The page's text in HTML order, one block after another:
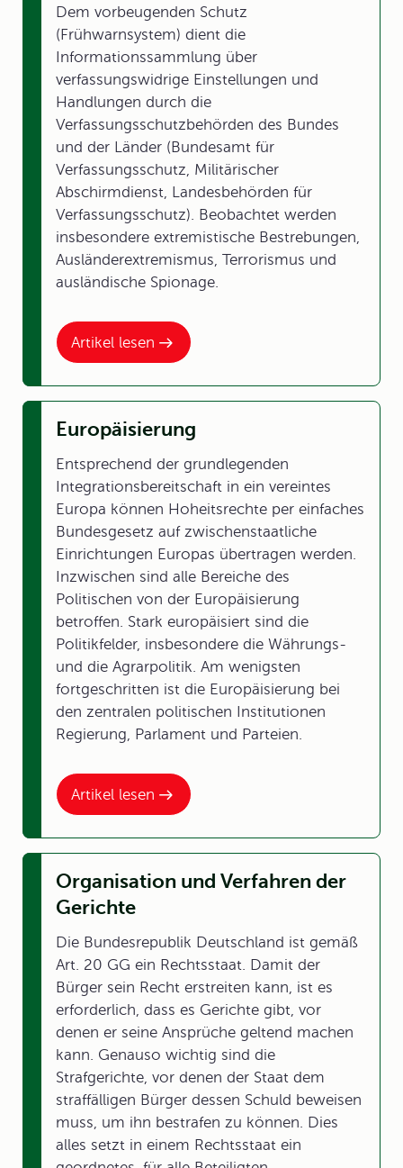
Artikel lesen
Dem vorbeugenden Schutz
(Frühwarnsystem) dient die
Informationssammlung über
verfassungswidrige Einstellungen und
Handlungen durch die
Verfassungsschutzbehörden des Bundes
und der Länder (Bundesamt für
Verfassungsschutz, Militärischer
Abschirmdienst, Landesbehörden für
Verfassungsschutz). Beobachtet werden
insbesondere extremistische Bestrebungen,
Ausländerextremismus, Terrorismus und
ausländische Spionage.
Artikel lesen
Europäisierung
Entsprechend der grundlegenden
Integrationsbereitschaft in ein vereintes
Europa können Hoheitsrechte per einfaches
Bundesgesetz auf zwischenstaatliche
Einrichtungen Europas übertragen werden.
Inzwischen sind alle Bereiche des
Politischen von der Europäisierung
betroffen. Stark europäisiert sind die
Politikfelder, insbesondere die Währungs-
und die Agrarpolitik. Am wenigsten
fortgeschritten ist die Europäisierung bei
den zentralen politischen Institutionen
Regierung, Parlament und Parteien.
Organisation und Verfahren der
Gerichte
Die Bundesrepublik Deutschland ist gemäß
Art. 20 GG ein Rechtsstaat. Damit der
Bürger sein Recht erstreiten kann, ist es
erforderlich, dass es Gerichte gibt, vor
denen er seine Ansprüche geltend machen
kann. Genauso wichtig sind die
Strafgerichte, vor denen der Staat dem
straffälligen Bürger dessen Schuld beweisen
muss, um ihn bestrafen zu können. Dies
alles setzt in einem Rechtsstaat ein